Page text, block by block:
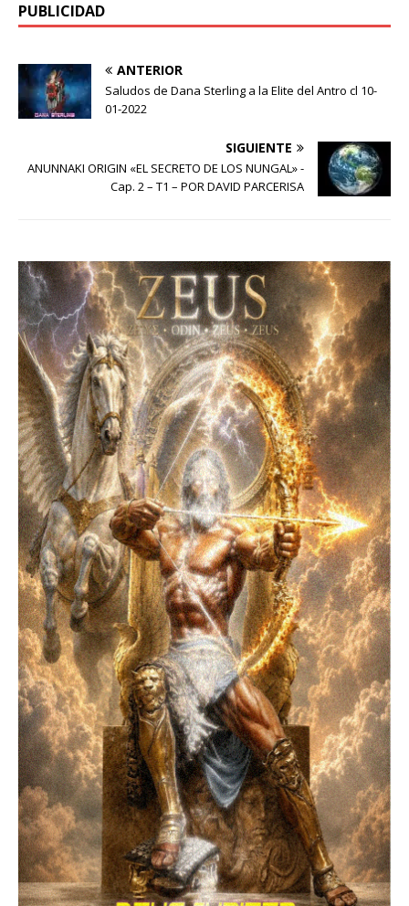
PUBLICIDAD
ANTERIOR
Saludos de Dana Sterling a la Elite del Antro cl 10-
01-2022
SIGUIENTE
ANUNNAKI ORIGIN «EL SECRETO DE LOS NUNGAL» -
Cap. 2 – T1 – POR DAVID PARCERISA